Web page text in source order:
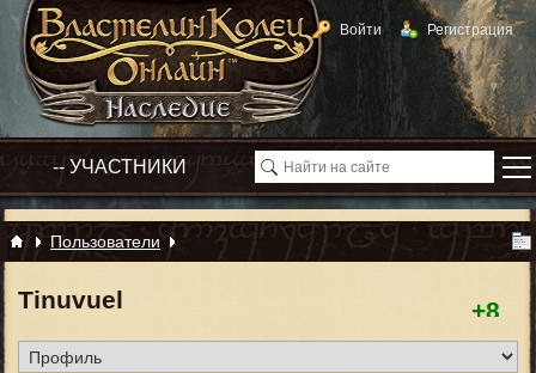
Войти Регистрация
Пользователи
+8
Tinuvuel